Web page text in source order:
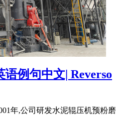
例句中文| Reverso
年,公司研发水泥辊压机预粉磨